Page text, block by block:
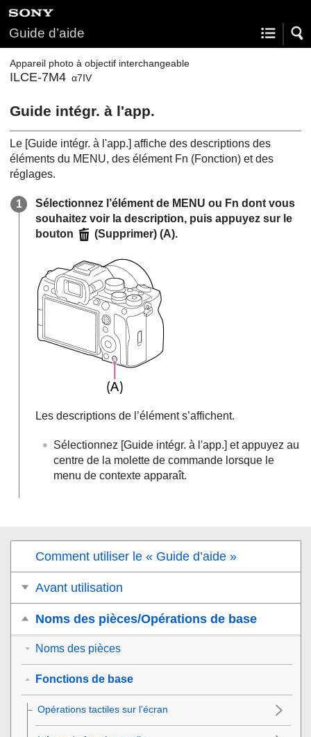
Guide d’aide
Appareil photo à objectif interchangeable
ILCE-7M4 α7IV
Guide intégr. à l'app.
Le [Guide intégr. à l'app.] affiche des descriptions des
éléments du MENU, des élément Fn (Fonction) et des
réglages.
Sélectionnez l’élément de MENU ou Fn dont vous
souhaitez voir la description, puis appuyez sur le
bouton
(Supprimer)(A).
Les descriptions de l’élément s’affichent.
Sélectionnez [Guide intégr. à l'app.] et appuyez au
centre de la molette de commande lorsque le
menu de contexte apparaît.
Comment utiliser le « Guide d’aide »
Avant utilisation
Noms des pièces/Opérations de base
Noms des pièces
Fonctions de base
Opérations tactiles sur l’écran